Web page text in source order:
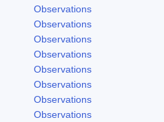
Observations
Observations
Observations
Observations
Observations
Observations
Observations
Observations